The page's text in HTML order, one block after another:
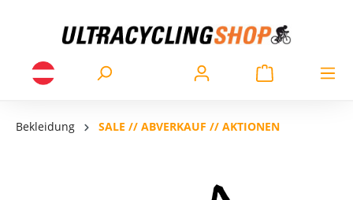
Bekleidung SALE // ABVERKAUF // AKTIONEN